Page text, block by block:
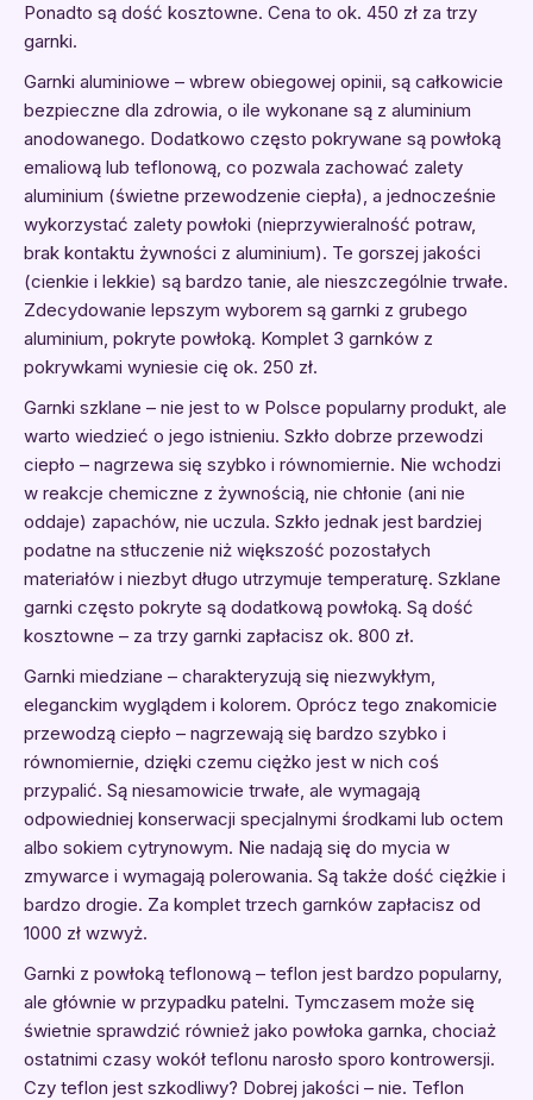
Ponadto są dość kosztowne. Cena to ok. 450 zł za trzy
garnki.
Garnki aluminiowe – wbrew obiegowej opinii, są całkowicie
bezpieczne dla zdrowia, o ile wykonane są z aluminium
anodowanego. Dodatkowo często pokrywane są powłoką
emaliową lub teflonową, co pozwala zachować zalety
aluminium (świetne przewodzenie ciepła), a jednocześnie
wykorzystać zalety powłoki (nieprzywieralność potraw,
brak kontaktu żywności z aluminium). Te gorszej jakości
(cienkie i lekkie) są bardzo tanie, ale nieszczególnie trwałe.
Zdecydowanie lepszym wyborem są garnki z grubego
aluminium, pokryte powłoką. Komplet 3 garnków z
pokrywkami wyniesie cię ok. 250 zł.
Garnki szklane – nie jest to w Polsce popularny produkt, ale
warto wiedzieć o jego istnieniu. Szkło dobrze przewodzi
ciepło – nagrzewa się szybko i równomiernie. Nie wchodzi
w reakcje chemiczne z żywnością, nie chłonie (ani nie
oddaje) zapachów, nie uczula. Szkło jednak jest bardziej
podatne na stłuczenie niż większość pozostałych
materiałów i niezbyt długo utrzymuje temperaturę. Szklane
garnki często pokryte są dodatkową powłoką. Są dość
kosztowne – za trzy garnki zapłacisz ok. 800 zł.
Garnki miedziane – charakteryzują się niezwykłym,
eleganckim wyglądem i kolorem. Oprócz tego znakomicie
przewodzą ciepło – nagrzewają się bardzo szybko i
równomiernie, dzięki czemu ciężko jest w nich coś
przypalić. Są niesamowicie trwałe, ale wymagają
odpowiedniej konserwacji specjalnymi środkami lub octem
albo sokiem cytrynowym. Nie nadają się do mycia w
zmywarce i wymagają polerowania. Są także dość ciężkie i
bardzo drogie. Za komplet trzech garnków zapłacisz od
1000 zł wzwyż.
Garnki z powłoką teflonową – teflon jest bardzo popularny,
ale głównie w przypadku patelni. Tymczasem może się
świetnie sprawdzić również jako powłoka garnka, chociaż
ostatnimi czasy wokół teflonu narosło sporo kontrowersji.
Czy teflon jest szkodliwy? Dobrej jakości – nie. Teflon